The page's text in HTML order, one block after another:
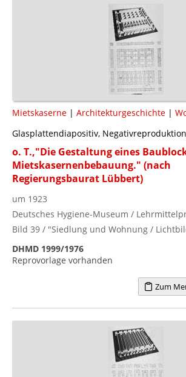
Mietskaserne | Architekturgeschichte |
Glasplattendiapositiv, Negativreproduktion
o. T.,"Die Gestaltung eines
Mietskasernenbebauung." (nach
Regierungsbaurat Lübbert)
um 1923
Deutsches Hygiene-Museum /
Bild 39 / "Siedlung und Wohnung /
DHMD 1999/1976
Reprovorlage vorhanden
Zum